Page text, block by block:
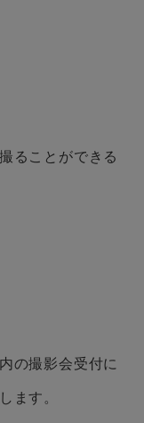
ることができる
の撮影会受付に
ます。